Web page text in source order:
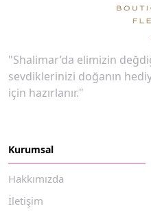
"Shalimar’da elimizin
sevdiklerinizi doğanın
için hazırlanır."
Kurumsal
Hakkımızda
İletişim